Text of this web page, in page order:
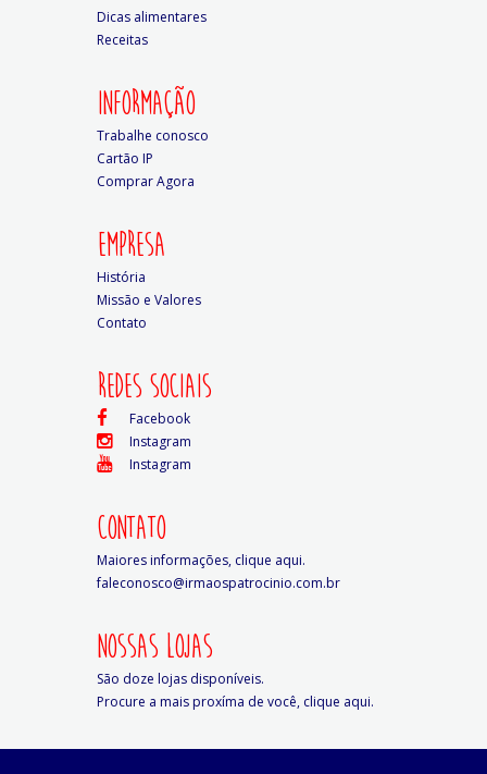
Dicas alimentares
Receitas
INFORMAÇÃO
Trabalhe conosco
Cartão IP
Comprar Agora
EMPRESA
História
Missão e Valores
Contato
REDES SOCIAIS
Facebook
Instagram
Instagram
CONTATO
Maiores informações, clique aqui.
faleconosco@irmaospatrocinio.com.br
NOSSAS LOJAS
São doze lojas disponíveis.
Procure a mais proxíma de você, clique aqui.